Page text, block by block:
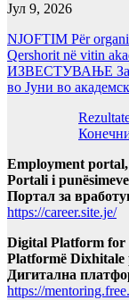
Јул 9, 2026
NJOFTIM Për
Qershorit në vitin
ИЗВЕСТУВАЊЕ За
во Јуни во
Employment
Portali i
Портал за
https://career.site.je/
Digital Platform for
Platformë
Дигитална
https://